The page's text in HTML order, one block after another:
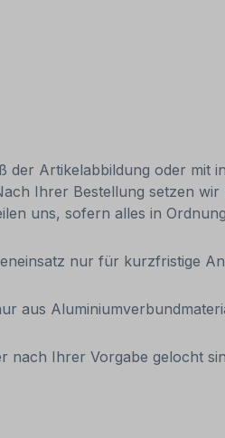
der Artikelabbildung oder mit
Ihrer Bestellung setzen
uns, sofern alles in
nur für kurzfristige
aus
nach Ihrer Vorgabe gelocht